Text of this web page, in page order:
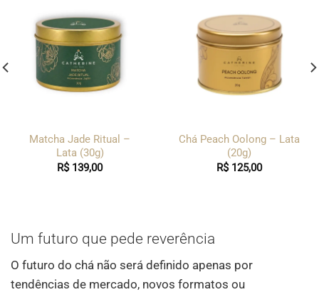
Matcha Jade Ritual –
Lata (30g)
R$139,00
Chá Peach Oolong – Lata
(20g)
R$125,00
Um futuro que pede reverência
O futuro do chá não será definido apenas por
tendências de mercado, novos formatos ou